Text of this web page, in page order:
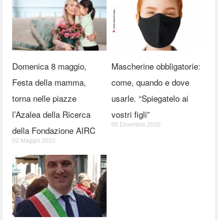
Domenica 8 maggio,
Festa della mamma,
torna nelle piazze
l’Azalea della Ricerca
della Fondazione AIRC
02 Maggio 2022
Mascherine obbligatorie:
come, quando e dove
usarle. “Spiegatelo ai
vostri figli”
06 Dicembre 2020